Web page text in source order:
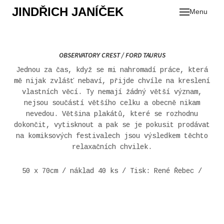
Menu
JINDŘICH JANÍČEK
OBSERVATORY CREST / FORD TAURUS
Jednou za čas, když se mi nahromadí práce, která
mě nijak zvlášť nebaví, přijde chvíle na kreslení
vlastních věcí. Ty nemají žádný větší význam,
nejsou součástí většího celku a obecně nikam
nevedou. Většina plakátů, které se rozhodnu
dokončit, vytisknout a pak se je pokusit prodávat
na komiksových festivalech jsou výsledkem těchto
relaxačních chvilek.
50 x 70cm / náklad 40 ks / Tisk: René Řebec /